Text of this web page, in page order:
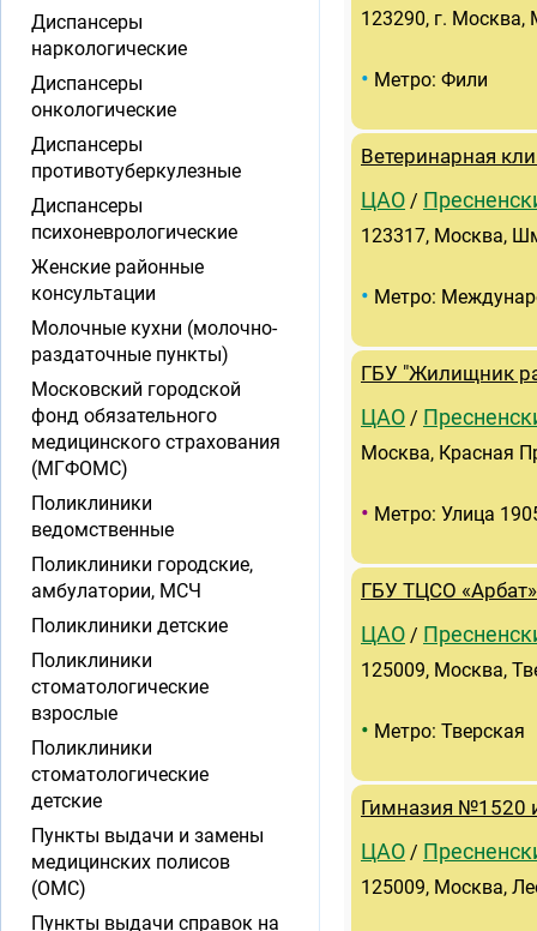
123290, г.
• Метро: Фили
Ветеринарная
ЦАО /
123317, Москва,
• Метро:
ГБУ "Жилищник
ЦАО /
Москва, Красная
• Метро: Улица
ГБУ ТЦСО
ЦАО /
125009, Москва,
• Метро: Тверская
Гимназия №1520
ЦАО /
125009, Москва,
Диспансеры
наркологические
Диспансеры
онкологические
Диспансеры
противотуберкулезные
Диспансеры
психоневрологические
Женские районные
консультации
Молочные кухни (молочно-
раздаточные пункты)
Московский городской
фонд обязательного
медицинского страхования
(МГФОМС)
Поликлиники
ведомственные
Поликлиники городские,
амбулатории, МСЧ
Поликлиники детские
Поликлиники
стоматологические
взрослые
Поликлиники
стоматологические
детские
Пункты выдачи и замены
медицинских полисов
(ОМС)
Пункты выдачи справок на